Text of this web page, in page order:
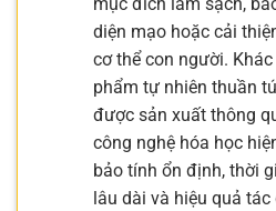
diện mạo hoặc cải
cơ thể con người.
phẩm tự nhiên thuần
được sản xuất thông
công nghệ hóa học
bảo tính ổn định, thời
lâu dài và hiệu quả